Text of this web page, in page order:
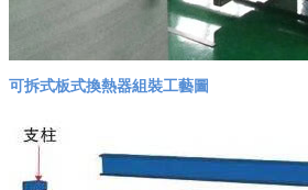
可拆式板式換熱器組裝工藝圖